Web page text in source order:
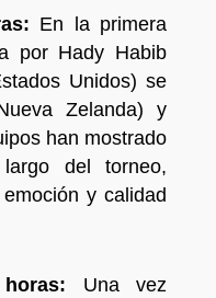
En la primera
por Hady Habib
Unidos) se
Zelanda) y
han mostrado
del torneo,
y calidad
Una vez